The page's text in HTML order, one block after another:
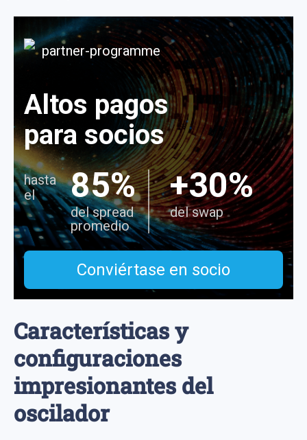
Altos pagos
para socios
hasta
el
85%
del spread
promedio
+30%
del swap
Conviértase en socio
Características y
configuraciones
impresionantes del
oscilador